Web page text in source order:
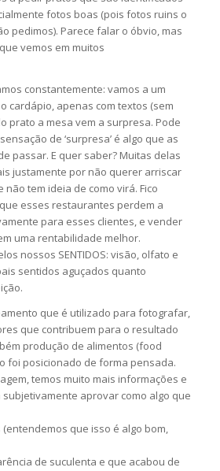
fotos boas (pois fotos ruins o
pedimos). Parece falar o óbvio, mas
vemos em muitos
constantemente: vamos a um
cardápio, apenas com textos (sem
prato a mesa vem a surpresa. Pode
de ‘surpresa’ é algo que as
passar. E quer saber? Muitas delas
justamente por não querer arriscar
tem ideia de como virá. Fico
esses restaurantes perdem a
para esses clientes, e vender
uma rentabilidade melhor.
nossos SENTIDOS: visão, olfato e
sentidos aguçados quanto
que é utilizado para fotografar,
que contribuem para o resultado
produção de alimentos (food
foi posicionado de forma pensada.
temos muito mais informações e
aprovar como algo que
(entendemos que isso é algo bom,
de suculenta e que acabou de